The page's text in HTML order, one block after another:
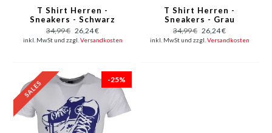
T Shirt Herren -
Sneakers - Schwarz
34,99 € 26,24 €
inkl. MwSt und zzgl. Versandkosten
T Shirt Herren -
Sneakers - Grau
34,99 € 26,24 €
inkl. MwSt und zzgl. Versandkosten
-25%